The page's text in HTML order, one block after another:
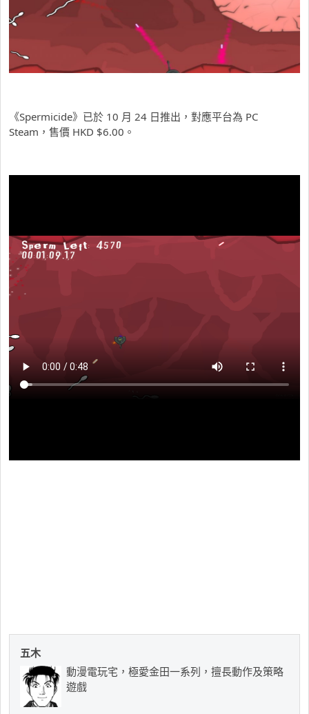
《Spermicide》已於 10 月 24 日推出，對應平台為 PC
Steam，售價 HKD $6.00。
五木
動漫電玩宅，極愛金田一系列，擅長動作及策略
遊戲